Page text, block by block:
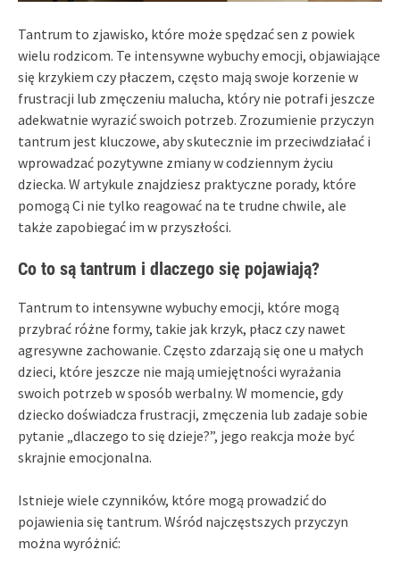
Tantrum to zjawisko, które może spędzać sen z powiek
wielu rodzicom. Te intensywne wybuchy emocji, objawiające
się krzykiem czy płaczem, często mają swoje korzenie w
frustracji lub zmęczeniu malucha, który nie potrafi jeszcze
adekwatnie wyrazić swoich potrzeb. Zrozumienie przyczyn
tantrum jest kluczowe, aby skutecznie im przeciwdziałać i
wprowadzać pozytywne zmiany w codziennym życiu
dziecka. W artykule znajdziesz praktyczne porady, które
pomogą Ci nie tylko reagować na te trudne chwile, ale
także zapobiegać im w przyszłości.
Co to są tantrum i dlaczego się pojawiają?
Tantrum to intensywne wybuchy emocji, które mogą
przybrać różne formy, takie jak krzyk, płacz czy nawet
agresywne zachowanie. Często zdarzają się one u małych
dzieci, które jeszcze nie mają umiejętności wyrażania
swoich potrzeb w sposób werbalny. W momencie, gdy
dziecko doświadcza frustracji, zmęczenia lub zadaje sobie
pytanie „dlaczego to się dzieje?”, jego reakcja może być
skrajnie emocjonalna.
Istnieje wiele czynników, które mogą prowadzić do
pojawienia się tantrum. Wśród najczęstszych przyczyn
można wyróżnić: